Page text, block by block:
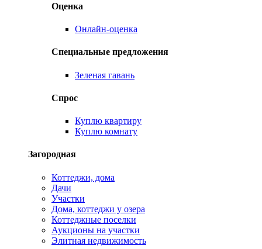
Оценка
Онлайн-оценка
Специальные предложения
Зеленая гавань
Спрос
Куплю квартиру
Куплю комнату
Загородная
Коттеджи, дома
Дачи
Участки
Дома, коттеджи у озера
Коттеджные поселки
Аукционы на участки
Элитная недвижимость